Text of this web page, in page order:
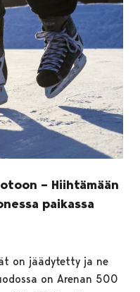
– Hiihtämään
paikassa
on jäädytetty ja ne
on Arenan 500